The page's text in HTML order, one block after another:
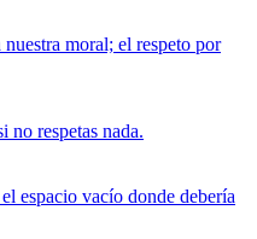
moral; el respeto por
no respetas nada.
espacio vacío donde debería